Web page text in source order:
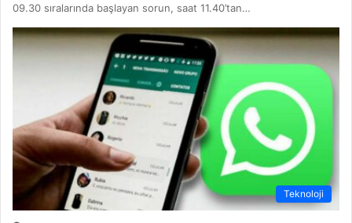
09.30 sıralarında başlayan sorun, saat 11.40’tan…
Teknoloji